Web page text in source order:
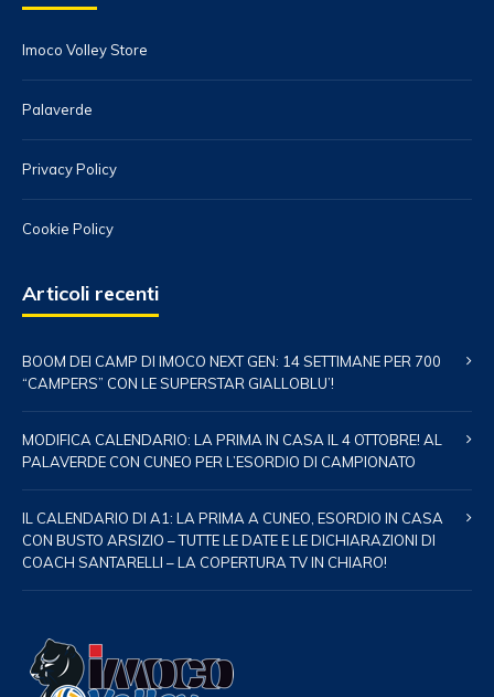
Imoco Volley Store
Palaverde
Privacy Policy
Cookie Policy
Articoli recenti
BOOM DEI CAMP DI IMOCO NEXT GEN: 14 SETTIMANE PER 700
“CAMPERS” CON LE SUPERSTAR GIALLOBLU’!
MODIFICA CALENDARIO: LA PRIMA IN CASA IL 4 OTTOBRE! AL
PALAVERDE CON CUNEO PER L’ESORDIO DI CAMPIONATO
IL CALENDARIO DI A1: LA PRIMA A CUNEO, ESORDIO IN CASA
CON BUSTO ARSIZIO – TUTTE LE DATE E LE DICHIARAZIONI DI
COACH SANTARELLI – LA COPERTURA TV IN CHIARO!